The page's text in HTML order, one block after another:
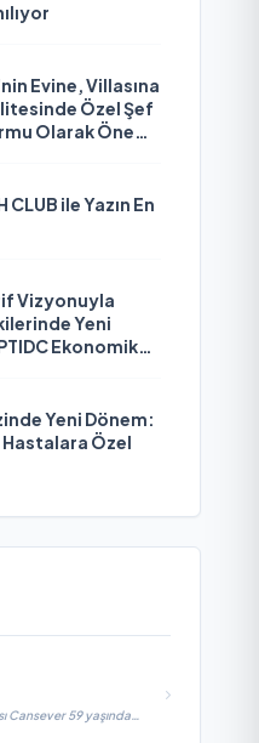
Evine, Villasına
Özel Şef
Olarak Öne
CLUB ile Yazın En
Vizyonuyla
Yeni
Ekonomik
Yeni Dönem:
Hastalara Özel
Cansever 59 yaşında